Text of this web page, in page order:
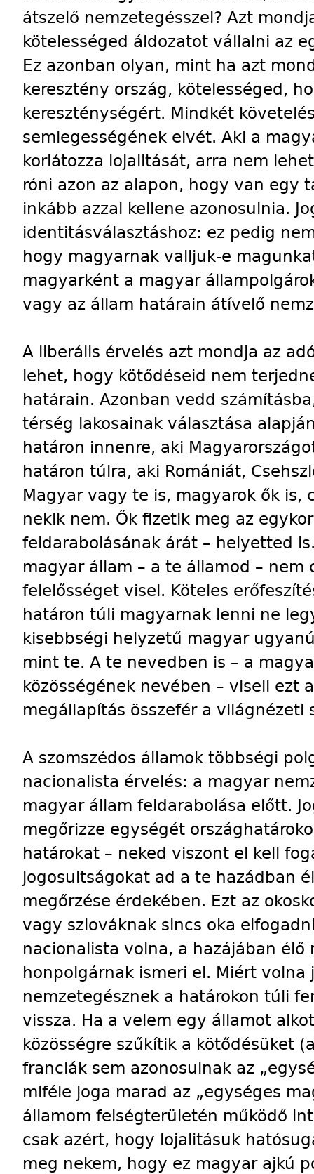
átszelő nemzetegésszel? Azt
kötelességed áldozatot vállalni az
Ez azonban olyan, mint ha azt
keresztény ország, kötelességed,
kereszténységért. Mindkét
semlegességének elvét. Aki a
korlátozza lojalitását, arra nem
róni azon az alapon, hogy van egy
inkább azzal kellene azonosulnia.
identitásválasztáshoz: ez pedig
hogy magyarnak valljuk-e
magyarként a magyar
vagy az állam határain átívelő
A liberális érvelés azt mondja az
lehet, hogy kötődéseid nem
határain. Azonban vedd
térség lakosainak választása
határon innenre, aki
határon túlra, aki Romániát,
Magyar vagy te is, magyarok ők is,
nekik nem. Ők fizetik meg az
feldarabolásának árát – helyetted
magyar állam – a te államod –
felelősséget visel. Köteles
határon túli magyarnak lenni ne
kisebbségi helyzetű magyar
mint te. A te nevedben is – a
közösségének nevében – viseli ezt
megállapítás összefér a világnézeti
A szomszédos államok többségi
nacionalista érvelés: a magyar
magyar állam feldarabolása előtt.
megőrizze egységét
határokat – neked viszont el kell
jogosultságokat ad a te hazádban
megőrzése érdekében. Ezt az
vagy szlováknak sincs oka
nacionalista volna, a hazájában
honpolgárnak ismeri el. Miért volna
nemzetegésznek a határokon túli
vissza. Ha a velem egy államot
közösségre szűkítik a kötődésüket
franciák sem azonosulnak az
miféle joga marad az „egységes
államom felségterületén működő
csak azért, hogy lojalitásuk
meg nekem, hogy ez magyar ajkú